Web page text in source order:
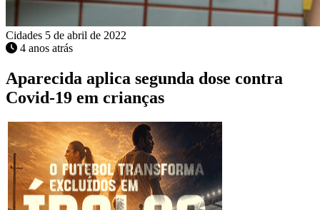
Cidades 5 de abril de 2022
4 anos atrás
Aparecida aplica segunda dose contra
Covid-19 em crianças